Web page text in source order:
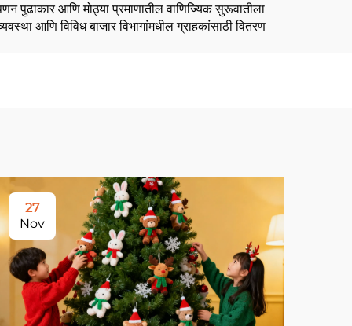
पुढाकार आणि मोठ्या प्रमाणातील वाणिज्यिक सुरूवातीला
आणि विविध बाजार विभागांमधील ग्राहकांसाठी वितरण
27
Nov